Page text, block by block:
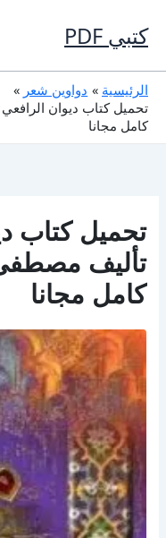
إلى
المحتوى
كتبي PDF
الرئيسية
دواوين شعر
كامل مجانا
تأليف
كامل مجانا